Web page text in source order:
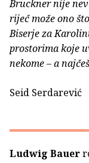
Bruckner nije
riječ može ono
Biserje za
prostorima koje
nekome – a
Seid Serdarević
Ludwig Bauer